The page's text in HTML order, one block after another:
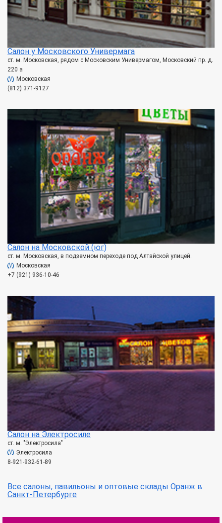
Салон у Московского Универмага
ст. м. Московская, рядом с Московским Универмагом, Московский пр. д.
220 а
Московская
(812) 371-9127
Салон на Московской (юг)
ст. м. Московская, в подземном переходе под Алтайской улицей.
Московская
+7 (921) 936-10-46
Салон на Электросиле
ст. м. "Электросила"
Электросила
8-921-932-61-89
Все салоны, павильоны и оптовые склады Оранж в
Санкт-Петербурге